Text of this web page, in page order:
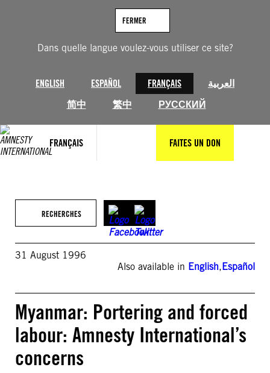
Dans quelle langue voulez-vous utiliser ce site?
ENGLISH ESPAÑOL FRANÇAIS
العربية
简中
繁中 РУССКИЙ
FERMER
FRANÇAIS FAITES UN DON
RECHERCHES
31 August 1996
Also available in English,Español
Myanmar: Portering and forced
labour: Amnesty International’s
concerns